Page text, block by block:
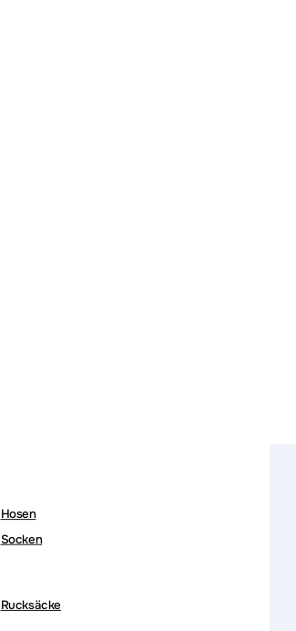
Hosen
Socken
Rucksäcke